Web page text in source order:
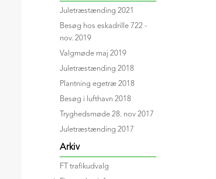
Juletræstænding 2021
Besøg hos eskadrille 722 -
nov. 2019
Valgmøde maj 2019
Juletræstænding 2018
Plantning egetræ 2018
Besøg i lufthavn 2018
Tryghedsmøde 28. nov 2017
Juletræstænding 2017
Arkiv
FT trafikudvalg